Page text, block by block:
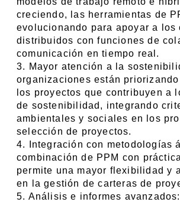
creciendo, las herramientas de
evolucionando para apoyar a los
distribuidos con funciones de
comunicación en tiempo real.
3. Mayor atención a la
organizaciones están
los proyectos que contribuyen a
de sostenibilidad, integrando
ambientales y sociales en los
selección de proyectos.
4. Integración con metodologías
combinación de PPM con
permite una mayor flexibilidad y
en la gestión de carteras de
5. Análisis e informes